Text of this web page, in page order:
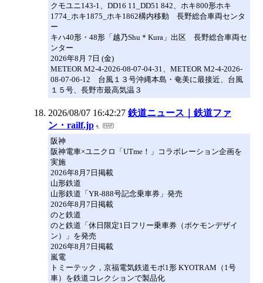
クモユニ143-1、DD16 11_DD51 842、ホキ800形ホキ
1774_ホキ1875_ホキ1862構内移動 長野総合車両センタ
ー
キハ40形・48形「越乃Shu＊Kura」出区 長野総合車両セ
ンター
2026年8月 7日 (金)
METEOR M2-4-2026-08-07-04-31、METEOR M2-4-2026-
08-07-06-12 台風１３号沖縄本島・奄美に最接近、台風
１５号、長野市最高気温３
2026/08/07 16:42:27 鉄道ニュース｜鉄道ファ
ン・railf.jp
阪神
阪神電車×ユニクロ「UTme！」コラボレーション企画を
実施
2026年8月7日掲載
山形鉄道
山形鉄道「YR-888号記念乗車券」発売
2026年8月7日掲載
のと鉄道
のと鉄道「休日限定1日フリー乗車券（ポケモンデザイ
ン）」を発売
2026年8月7日掲載
嵐電
トミーテック，京福電気鉄道モボ1形 KYOTRAM（1号
車）を鉄道コレクションで製品化